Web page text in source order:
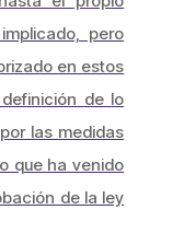
pero
en estos
de lo
las medidas
que ha venido
de la ley